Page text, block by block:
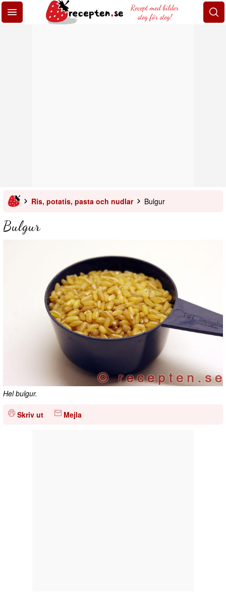
Recept med bilder
steg för steg!
Ris, potatis, pasta och nudlar Bulgur
Bulgur
Hel bulgur.
Skriv ut Mejla